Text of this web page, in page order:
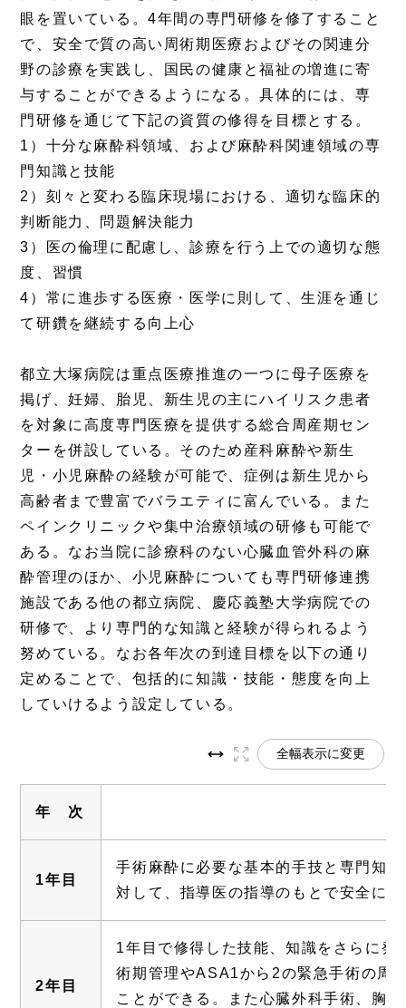
眼を置いている。4年間の専門研修を修了すること
で、安全で質の高い周術期医療およびその関連分
野の診療を実践し、国民の健康と福祉の増進に寄
与することができるようになる。具体的には、専
門研修を通じて下記の資質の修得を目標とする。
1）十分な麻酔科領域、および麻酔科関連領域の専
門知識と技能
2）刻々と変わる臨床現場における、適切な臨床的
判断能力、問題解決能力
3）医の倫理に配慮し、診療を行う上での適切な態
度、習慣
4）常に進歩する医療・医学に則して、生涯を通じ
て研鑽を継続する向上心
都立大塚病院は重点医療推進の一つに母子医療を
掲げ、妊婦、胎児、新生児の主にハイリスク患者
を対象に高度専門医療を提供する総合周産期セン
ターを併設している。そのため産科麻酔や新生
児・小児麻酔の経験が可能で、症例は新生児から
高齢者まで豊富でバラエティに富んでいる。また
ペインクリニックや集中治療領域の研修も可能で
ある。なお当院に診療科のない心臓血管外科の麻
酔管理のほか、小児麻酔についても専門研修連携
施設である他の都立病院、慶応義塾大学病院での
研修で、より専門的な知識と経験が得られるよう
努めている。なお各年次の到達目標を以下の通り
定めることで、包括的に知識・技能・態度を向上
していけるよう設定している。
全幅表示に変更
年 次
1年目
手術麻酔に必要な基本的手技と専門知
対して、指導医の指導のもとで安全に
2年目
1年目で修得した技能、知識をさらに
術期管理やASA1から2の緊急手術の周
ことができる。また心臓外科手術、胸